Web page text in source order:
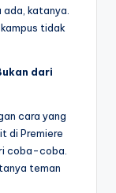
katanya.
tidak
dari
cara yang
di Premiere
coba-coba.
teman